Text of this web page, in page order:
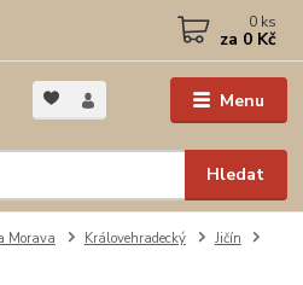
Menu
Hledat
0 ks
za 0 Kč
Morava Královehradecký
Jičín